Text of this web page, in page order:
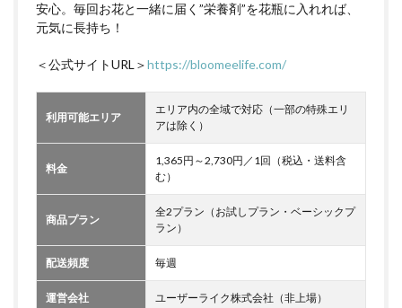
安心。毎回お花と一緒に届く”栄養剤”を花瓶に入れれば、
元気に長持ち！
＜公式サイトURL＞https://bloomeelife.com/
利用可能エリア
エリア内の全域で対応（一部の特殊エリ
アは除く）
料金
1,365円～2,730円／1回（税込・送料含
む）
商品プラン
全2プラン（お試しプラン・ベーシックプ
ラン）
配送頻度 毎週
運営会社 ユーザーライク株式会社（非上場）